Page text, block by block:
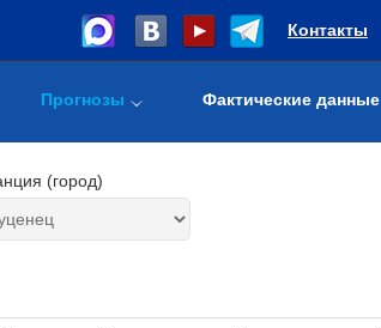
Контакты
Прогнозы Фактические данные
(город)